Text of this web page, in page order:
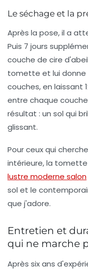
Le séchage et la
Après la pose, il a
Puis 7 jours
couche de cire
tomette et lui donne
couches, en laissant
entre chaque
résultat : un sol qui
glissant.
Pour ceux qui
intérieure, la
lustre moderne salon
sol et le
que j'adore.
Entretien et
qui ne marche
Après six ans